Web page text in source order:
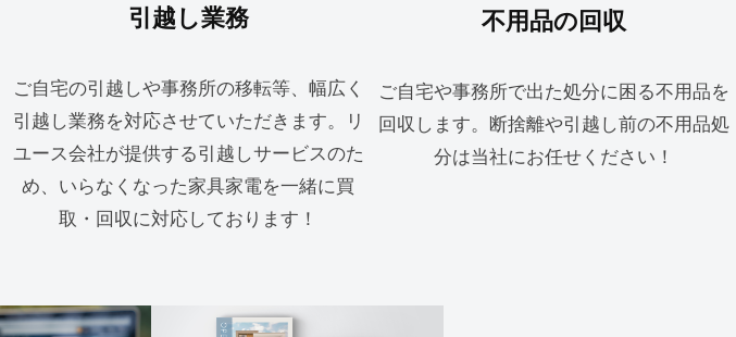
引越し業務
ご自宅の引越しや事務所の移転等、幅広く
引越し業務を対応させていただきます。リ
ユース会社が提供する引越しサービスのた
め、いらなくなった家具家電を一緒に買
取・回収に対応しております！
不用品の回収
ご自宅や事務所で出た処分に困る不用品を
回収します。断捨離や引越し前の不用品処
分は当社にお任せください！